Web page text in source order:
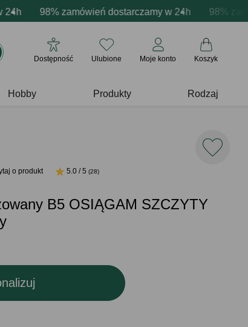
98% zamówień dostarczamy w 24h 98%
Profesjonalna i darmowa personalizacja
- zawsze udane prezenty Prezentujemy
Dostępność Ulubione Moje konto Koszyk
Hobby Produkty Rodzaj
o produkt 5.0 / 5(28)
B5 OSIĄGAM SZCZYTY